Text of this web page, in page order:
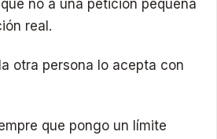
no a una petición pequeña
real.
otra persona lo acepta con
que pongo un límite